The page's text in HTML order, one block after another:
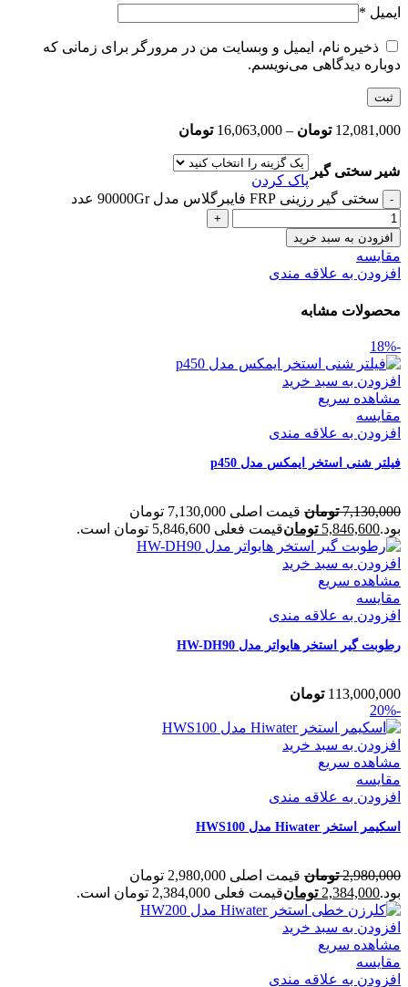
ایمیل *
ذخیره نام، ایمیل و وبسایت من در مرورگر برای زمانی که
دوباره دیدگاهی می‌نویسم.
12,081,000 تومان –
16,063,000 تومان
شیر سختی گیر
پاک کردن
سختی گیر رزینی FRP فایبرگلاس مدل 90000Gr عدد
افزودن به سبد خرید
مقایسه
افزودن به علاقه مندی
محصولات مشابه
-18%
افزودن به سبد خرید
مشاهده سریع
مقایسه
افزودن به علاقه مندی
فیلتر شنی استخر ایمکس مدل p450
7,130,000 تومان
قیمت اصلی 7,130,000 تومان
بود.5,846,600 تومانقیمت فعلی 5,846,600 تومان است.
افزودن به سبد خرید
مشاهده سریع
مقایسه
افزودن به علاقه مندی
رطوبت گیر استخر هایواتر مدل HW-DH90
113,000,000 تومان
-20%
افزودن به سبد خرید
مشاهده سریع
مقایسه
افزودن به علاقه مندی
اسکیمر استخر Hiwater مدل HWS100
2,980,000 تومان
قیمت اصلی 2,980,000 تومان
بود.2,384,000 تومانقیمت فعلی 2,384,000 تومان است.
افزودن به سبد خرید
مشاهده سریع
مقایسه
افزودن به علاقه مندی